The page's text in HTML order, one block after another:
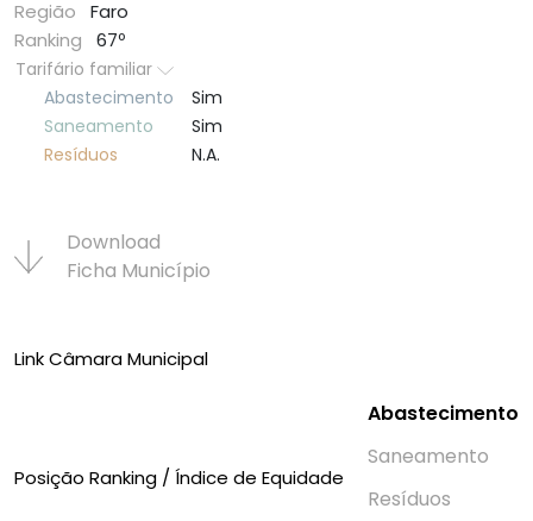
Região
Faro
Ranking
67º
Tarifário familiar
Abastecimento
Sim
Saneamento
Sim
Resí­duos
N.A.
Download
Ficha Municí­pio
Link Câmara Municipal
Posição Ranking / Índice de Equidade
Abastecimento
Saneamento
Resí­duos